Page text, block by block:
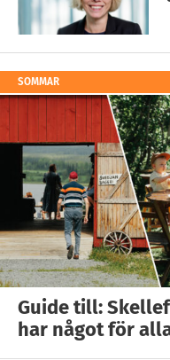
SOMMAR
Guide till:
har något för